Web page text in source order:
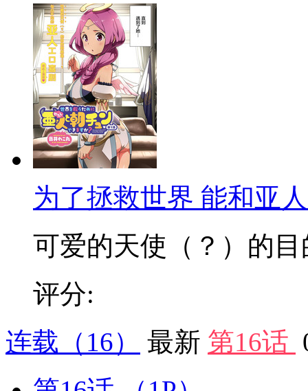
为了拯救世界 能和亚
可爱的天使（？）的目
评分:
连载 （16） 最新 第16话